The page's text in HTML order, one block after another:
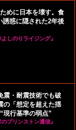
めに日本を壊す。食
誘惑に隠された2年後
しのりライジング』
震・耐震技術でも破
の「想定を超えた揺
現行基準の弱点”
プリンストン通信』